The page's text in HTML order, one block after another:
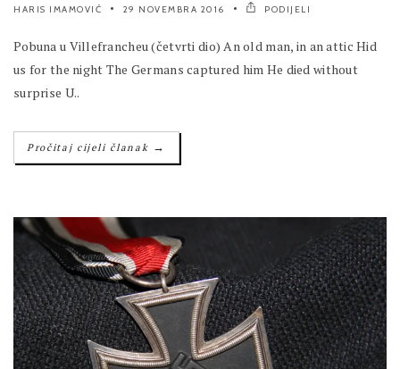
HARIS IMAMOVIĆ 29 NOVEMBRA 2016 PODIJELI
Pobuna u Villefrancheu (četvrti dio) An old man, in an attic Hid
us for the night The Germans captured him He died without
surprise U..
Pročitaj cijeli članak →